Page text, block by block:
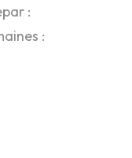
:
: